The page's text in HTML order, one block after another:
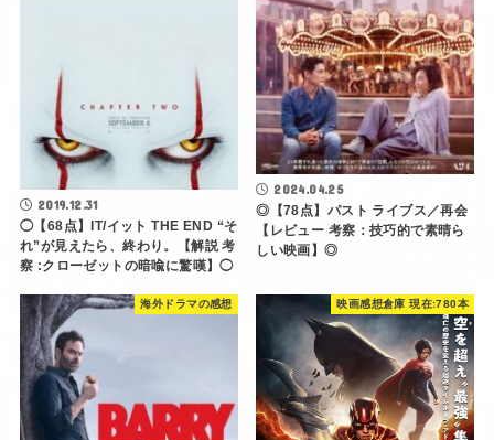
2019.12.31
◯【68点】IT/イット THE END “そ
れ”が見えたら、終わり。【解説 考
察 :クローゼットの暗喩に驚嘆】◯
2024.04.25
◎【78点】パスト ライブス／再会
【レビュー 考察：技巧的で素晴ら
しい映画】◎
海外ドラマの感想 映画感想倉庫 現在:780本